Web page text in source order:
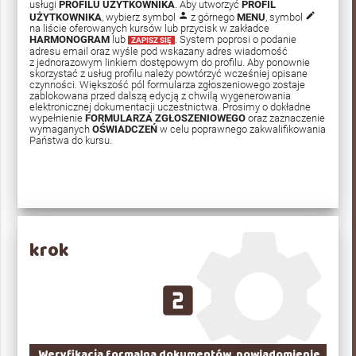
usługiPROFILU UŻYTKOWNIKA. Aby utworzyćPROFIL
UŻYTKOWNIKA, wybierz symbol person z górnegoMENU, symbol edit
na liście oferowanych kursów lub przycisk w zakładce
HARMONOGRAM lub ZAPISZ SIĘ . System poprosi o podanie
adresu email oraz wyśle pod wskazany adres wiadomość
z jednorazowym linkiem dostępowym do profilu. Aby ponownie
skorzystać z usług profilu należy powtórzyć wcześniej opisane
czynności. Większość pól formularza zgłoszeniowego zostaje
zablokowana przed dalszą edycją z chwilą wygenerowania
elektronicznej dokumentacji uczestnictwa. Prosimy o dokładne
wypełnienieFORMULARZA ZGŁOSZENIOWEGO oraz zaznaczenie
wymaganychOŚWIADCZEŃ w celu poprawnego zakwalifikowania
Państwa do kursu.
krok
looks_two